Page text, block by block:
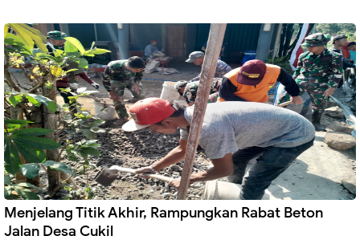
Menjelang Titik Akhir, Rampungkan Rabat Beton
Jalan Desa Cukil